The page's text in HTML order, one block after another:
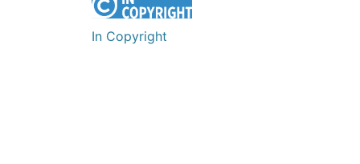
In Copyright